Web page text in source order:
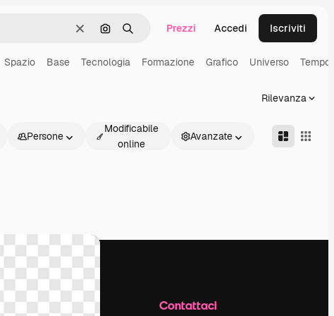
CancellaCerca per immagine
Ricerca Prezzi Accedi Iscriviti
Spazio Base Tecnologia Formazione Grafico Universo Tempo
Rilevanza
Persone
Modificabile
online
Avanzate
Azienda Contattaci